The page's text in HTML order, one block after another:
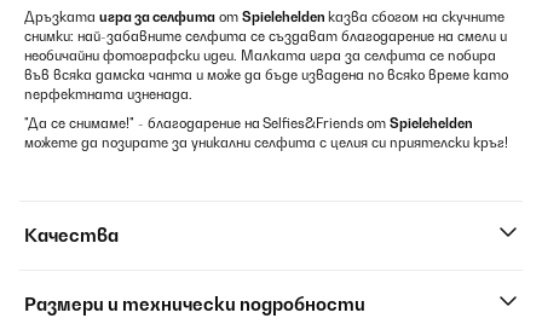
Дръзката игра за селфита от Spielehelden казва сбогом на скучните
снимки: най-забавните селфита се създават благодарение на смели и
необичайни фотографски идеи. Малката игра за селфита се побира
във всяка дамска чанта и може да бъде извадена по всяко време като
перфектната изненада.
"Да се снимаме!" - благодарение на Selfies&Friends от Spielehelden
можете да позирате за уникални селфита с целия си приятелски кръг!
Качества
Размери и технически подробности